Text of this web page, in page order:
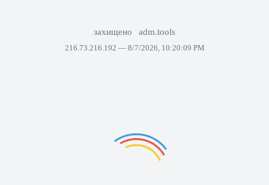
захищено adm.tools
216.73.216.192 — 8/7/2026, 10:20:09 PM